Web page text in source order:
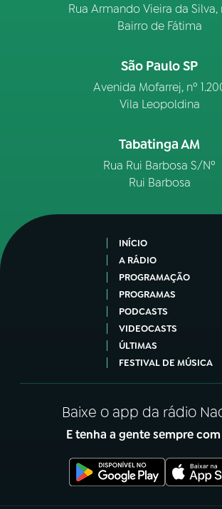
Rua Armando Vieira da Silva,
Bairro de Fátima
São Paulo SP
Avenida Mofarrej, nº
Vila Leopoldina
Tabatinga AM
Rua Rui Barbosa S/Nº
Rui Barbosa
INÍCIO
A RÁDIO
PROGRAMAÇÃO
PROGRAMAS
PODCASTS
VIDEOCASTS
ÚLTIMAS
FESTIVAL DE MÚSICA
Baixe o app da rádio
E tenha a gente sempre